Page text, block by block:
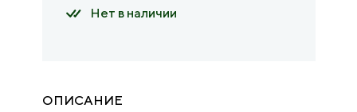
Нет в наличии
ОПИСАНИЕ